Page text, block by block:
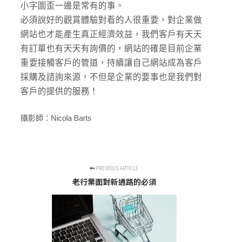
小字圖歪一邊是常有的事。
必須說好的觀賞體驗對看的人很重要，對企業做
網站也才能產生真正經濟效益，我們客戶有天天
有訂單也有天天有詢價的，網站的確是目前企業
重要接觸客戶的管道，持續讓自己網站成為客戶
採購及諮詢來源，不但是企業的要事也是我們對
客戶的提供的服務！
攝影師：Nicola Barts
PREVIOUS ARTICLE
老行業面對新通路的必須